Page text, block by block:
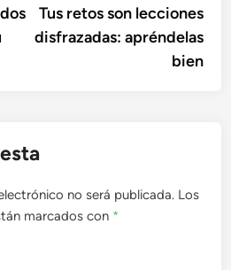
Tus retos son lecciones
disfrazadas: apréndelas
bien
no será publicada. Los
marcados con *